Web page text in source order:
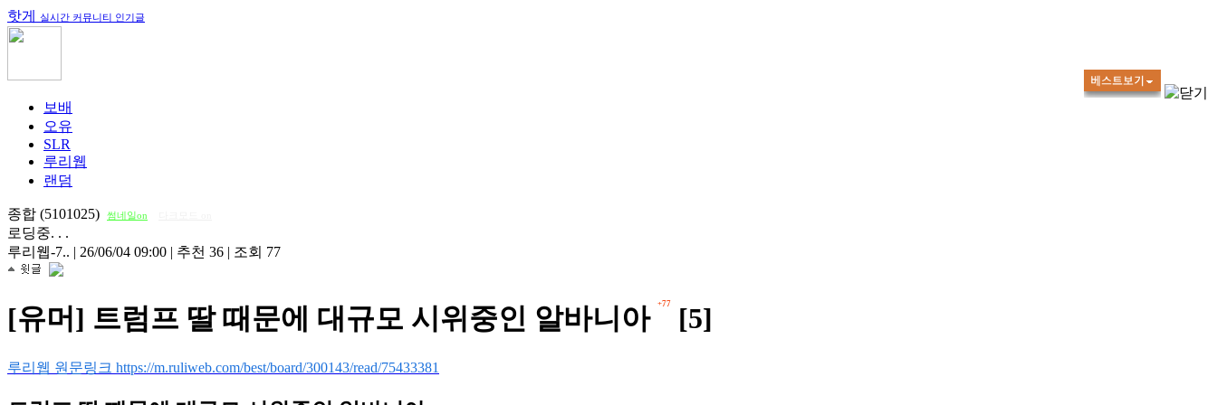
핫게 실시간 커뮤니티 인기글
보배
오유
SLR
루리웹
랜덤
종합 (5101025) 썸네일on
로딩중. . .
루리웹-7.. | 26/06/04 09:00 | 추천 36 | 조회 77
[유머] 트럼프 딸 때문에 대규모 시위중인 알바니아 +77 [5]
루리웹 원문링크 https://m.ruliweb.com/best/board/300143/read/75433381